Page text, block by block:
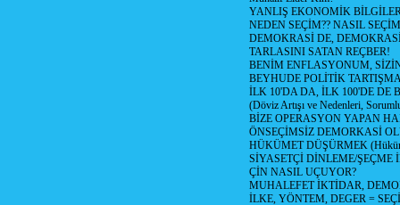
YANLIŞ EKONOMİK
NEDEN SEÇİM?? NASIL
DEMOKRASİ DE,
TARLASINI SATAN REÇBER!
BENİM ENFLASYONUM,
BEYHUDE POLİTİK
İLK 10'DA DA, İLK 100'DE DE
(Döviz Artışı ve Nedenleri,
BİZE OPERASYON YAPAN
ÖNSEÇİMSİZ DEMORKASİ
HÜKÜMET DÜŞÜRMEK
SİYASETÇİ DİNLEME/ŞEÇME
ÇİN NASIL UÇUYOR?
MUHALEFET İKTİDAR,
İLKE, YÖNTEM, DEGER =